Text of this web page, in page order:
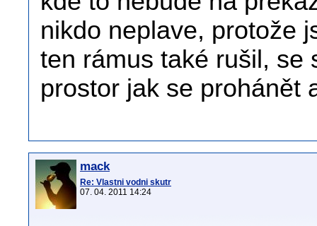
nikdo neplave, protože
ten rámus také rušil, se
prostor jak se prohánět
mack
Re: Vlastni vodni skutr
07. 04. 2011 14:24